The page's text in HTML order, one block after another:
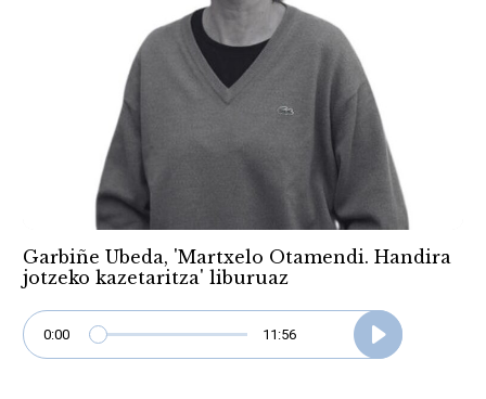
Garbiñe Ubeda, 'Martxelo Otamendi. Handira
jotzeko kazetaritza' liburuaz
0:00 11:56